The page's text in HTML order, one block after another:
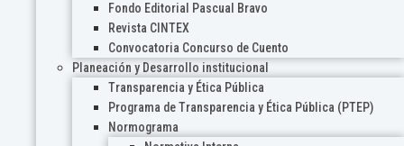
Fondo Editorial Pascual Bravo
Revista CINTEX
Convocatoria Concurso de Cuento
Planeación y Desarrollo institucional
Transparencia y Ética Pública
Programa de Transparencia y Ética Pública (PTEP)
Normograma